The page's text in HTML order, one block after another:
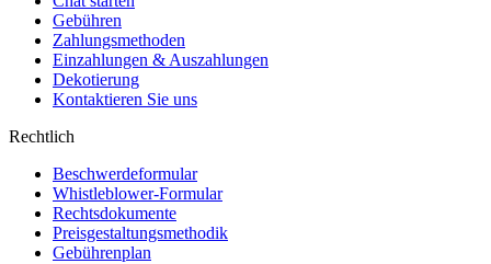
Gebühren
Zahlungsmethoden
Einzahlungen & Auszahlungen
Dekotierung
Kontaktieren Sie uns
Rechtlich
Beschwerdeformular
Whistleblower-Formular
Rechtsdokumente
Preisgestaltungsmethodik
Gebührenplan